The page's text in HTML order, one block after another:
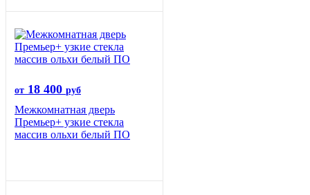
от 18 400 руб
Межкомнатная дверь
Премьер+ узкие стекла
массив ольхи белый ПО